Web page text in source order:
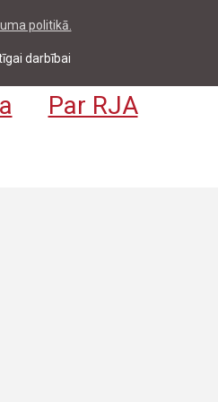
politikā.
darbībai
Par RJA